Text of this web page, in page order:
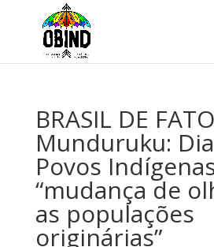
BRASIL DE
Munduruku:
Povos
“mudança de
as populações
originárias”